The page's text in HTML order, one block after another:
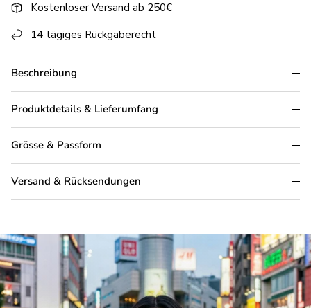
Kostenloser Versand ab 250€
14 tägiges Rückgaberecht
Beschreibung
Produktdetails & Lieferumfang
Grösse & Passform
Versand & Rücksendungen